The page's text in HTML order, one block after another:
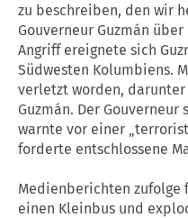
zu beschreiben, den wir
Gouverneur Guzmán
Angriff ereignete sich
Südwesten Kolumbiens.
verletzt worden,
Guzmán. Der Gouverneur
warnte vor einer
forderte entschlossene
Medienberichten zufolge
einen Kleinbus und